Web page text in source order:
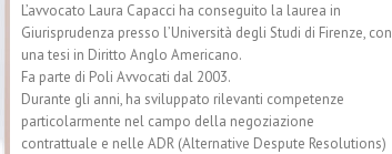
L’avvocato Laura Capacci ha conseguito la laurea in
Giurisprudenza presso l’Università degli Studi di Firenze, con
una tesi in Diritto Anglo Americano.
Fa parte di Poli Avvocati dal 2003.
Durante gli anni, ha sviluppato rilevanti competenze
particolarmente nel campo della negoziazione
contrattuale e nelle ADR (Alternative Despute Resolutions)